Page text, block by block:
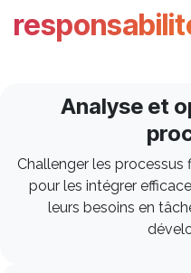
Analyse et
Challenger les processus
pour les intégrer
leurs besoins en